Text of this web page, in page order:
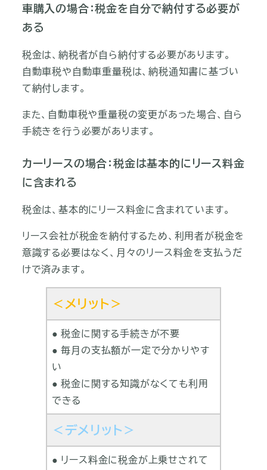
車購入の場合：税金を自分で納付する必要が
ある
税金は、納税者が自ら納付する必要があります。
自動車税や自動車重量税は、納税通知書に基づい
て納付します。
また、自動車税や重量税の変更があった場合、自ら
手続きを行う必要があります。
カーリースの場合：税金は基本的にリース料金
に含まれる
税金は、基本的にリース料金に含まれています。
リース会社が税金を納付するため、利用者が税金を
意識する必要はなく、月々のリース料金を支払うだ
けで済みます。
＜メリット＞
● 税金に関する手続きが不要
● 毎月の支払額が一定で分かりやす
い
● 税金に関する知識がなくても利用
できる
＜デメリット＞
● リース料金に税金が上乗せされて